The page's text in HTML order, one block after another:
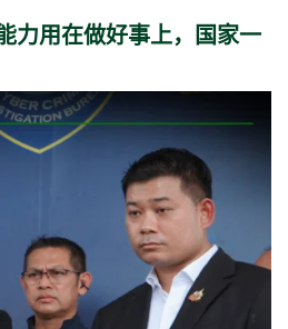
力用在做好事上，国家一